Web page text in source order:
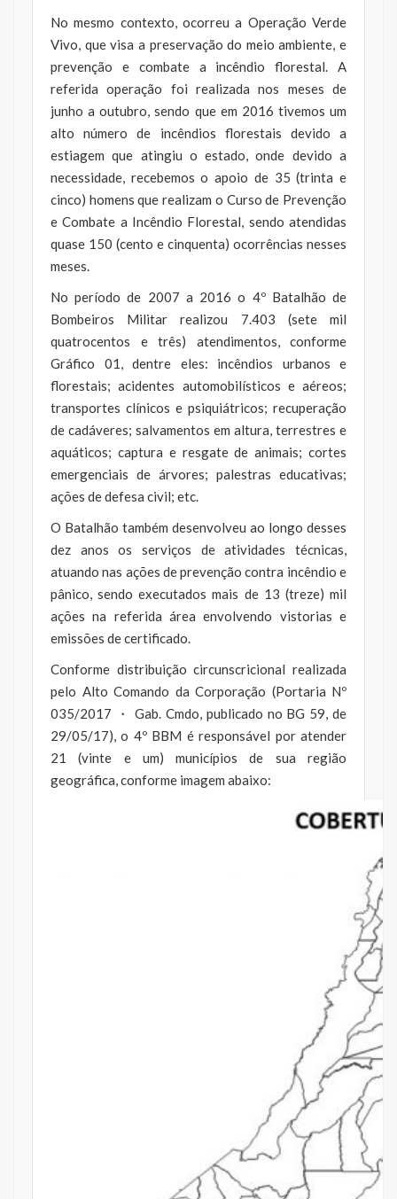
No mesmo contexto, ocorreu a Operação Verde
Vivo, que visa a preservação do meio ambiente, e
prevenção e combate a incêndio florestal. A
referida operação foi realizada nos meses de
junho a outubro, sendo que em 2016 tivemos um
alto número de incêndios florestais devido a
estiagem que atingiu o estado, onde devido a
necessidade, recebemos o apoio de 35 (trinta e
cinco) homens que realizam o Curso de Prevenção
e Combate a Incêndio Florestal, sendo atendidas
quase 150 (cento e cinquenta) ocorrências nesses
meses.
No período de 2007 a 2016 o 4º Batalhão de
Bombeiros Militar realizou 7.403 (sete mil
quatrocentos e três) atendimentos, conforme
Gráfico 01, dentre eles: incêndios urbanos e
florestais; acidentes automobilísticos e aéreos;
transportes clínicos e psiquiátricos; recuperação
de cadáveres; salvamentos em altura, terrestres e
aquáticos; captura e resgate de animais; cortes
emergenciais de árvores; palestras educativas;
ações de defesa civil; etc.
O Batalhão também desenvolveu ao longo desses
dez anos os serviços de atividades técnicas,
atuando nas ações de prevenção contra incêndio e
pânico, sendo executados mais de 13 (treze) mil
ações na referida área envolvendo vistorias e
emissões de certificado.
Conforme distribuição circunscricional realizada
pelo Alto Comando da Corporação (Portaria Nº
035/2017 ・ Gab. Cmdo, publicado no BG 59, de
29/05/17), o 4º BBM é responsável por atender
21 (vinte e um) municípios de sua região
geográfica, conforme imagem abaixo: